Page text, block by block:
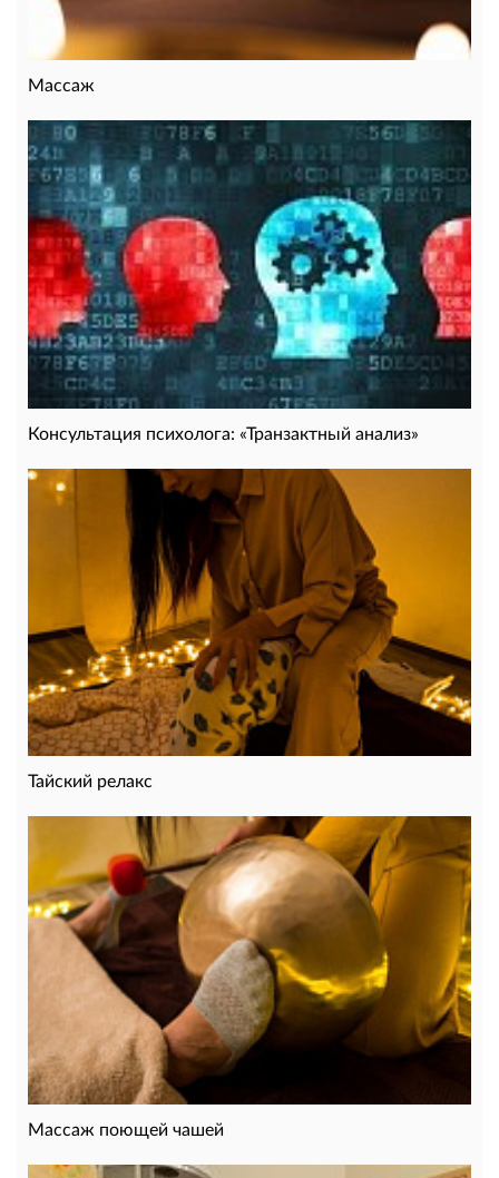
Массаж
Консультация психолога: «Транзактный анализ»
Тайский релакс
Массаж поющей чашей